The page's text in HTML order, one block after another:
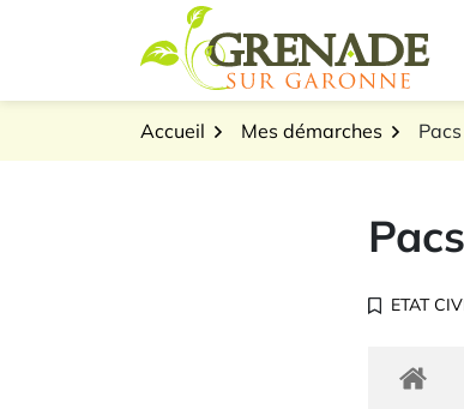
Logo Grenade
Accueil Mes démarches Pacs
Pacs
ETAT